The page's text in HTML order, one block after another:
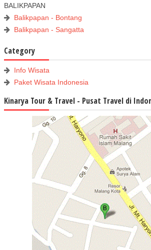
BALIKPAPAN
Balikpapan - Bontang
Balikpapan - Sangatta
Category
Info Wisata
Paket Wisata Indonesia
Kinarya Tour & Travel - Pusat Travel di